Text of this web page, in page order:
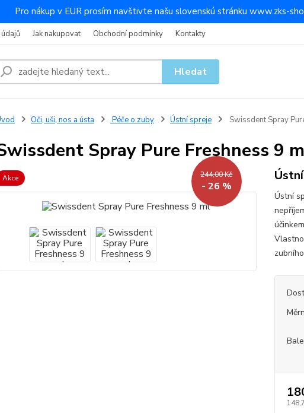
Pro nákup v EUR prosím navštivte našu slovenskú stránku www.zks-
Jak nakupovat Obchodní podmínky Kontakty
Hledat
Oči, uši, nos a ústa Péče o zuby Ústní spreje Swissdent Spray
Spray Pure Freshness 9
Akce 244,00 Kč
- 26 %
Ústní